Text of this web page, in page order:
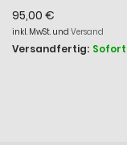
mm
95,00 €
inkl. MwSt. und Versand
Versandfertig: